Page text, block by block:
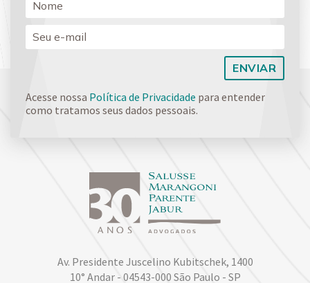
Acesse nossa Política de Privacidade para entender
como tratamos seus dados pessoais.
Av. Presidente Juscelino Kubitschek, 1400
10° Andar - 04543-000 São Paulo - SP